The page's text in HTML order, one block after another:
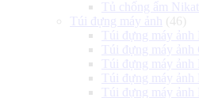
Tủ chống ẩm
Túi đựng máy ảnh
(46)
Túi đựng máy
Túi đựng máy ảnh
Túi đựng máy
Túi đựng máy ảnh
Túi đựng máy